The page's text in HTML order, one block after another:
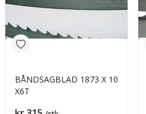
BÅNDSAGBLAD 1873 X 10
X6T